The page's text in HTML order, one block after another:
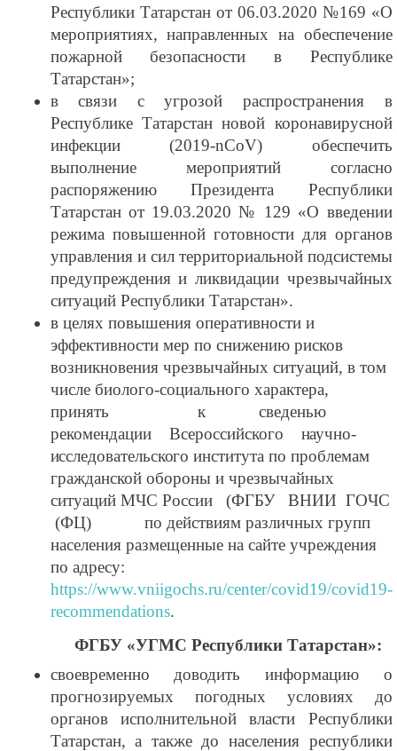
Республики Татарстан от 06.03.2020 №169 «О
мероприятиях, направленных на обеспечение
пожарной безопасности в Республике
Татарстан»;
в связи с угрозой распространения в
Республике Татарстан новой коронавирусной
инфекции (2019-nCoV) обеспечить
выполнение мероприятий согласно
распоряжению Президента Республики
Татарстан от 19.03.2020 № 129 «О введении
режима повышенной готовности для органов
управления и сил территориальной подсистемы
предупреждения и ликвидации чрезвычайных
ситуаций Республики Татарстан».
в целях повышения оперативности и
эффективности мер по снижению рисков
возникновения чрезвычайных ситуаций, в том
числе биолого-социального характера,
принять к сведенью
рекомендации Всероссийского научно-
исследовательскогоинститута по проблемам
гражданской обороны и чрезвычайных
ситуаций МЧС России (ФГБУ ВНИИ ГОЧС
(ФЦ) по действиям различных групп
населения размещенные на сайте учреждения
по адресу:
https://www.vniigochs.ru/center/covid19/covid19-
recommendations.
ФГБУ «УГМС Республики Татарстан»:
своевременно доводить информацию о
прогнозируемых погодных условиях до
органов исполнительной власти Республики
Татарстан, а также до населения республики